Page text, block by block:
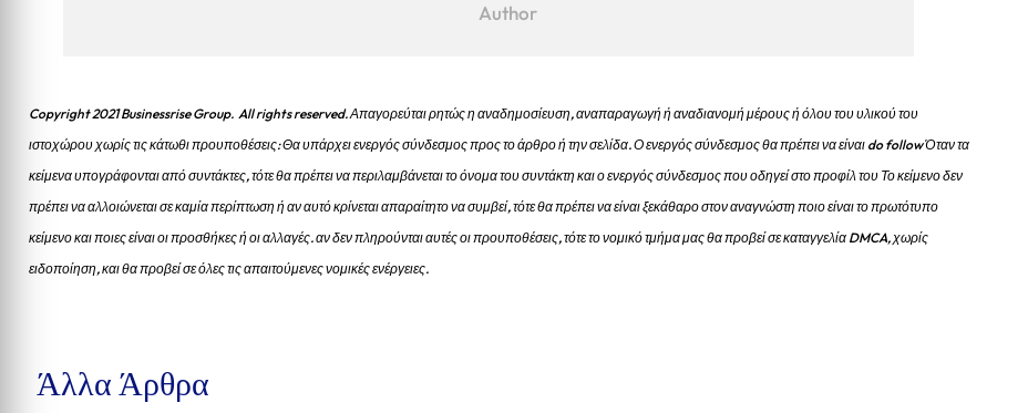
Author
Copyright 2021 Businessrise Group. All rights reserved. Απαγορεύται ρητώς η αναδημοσίευση, αναπαραγωγή ή αναδιανομή μέρους ή όλου του υλικού του
ιστοχώρου χωρίς τις κάτωθι προυποθέσεις: Θα υπάρχει ενεργός σύνδεσμος προς το άρθρο ή την σελίδα.Ο ενεργός σύνδεσμος θα πρέπει να είναι do follow Όταν τα
κείμενα υπογράφονται από συντάκτες, τότε θα πρέπει να περιλαμβάνεται το όνομα του συντάκτη και ο ενεργός σύνδεσμος που οδηγεί στο προφίλ του Το κείμενο δεν
πρέπει να αλλοιώνεται σε καμία περίπτωση ή αν αυτό κρίνεται απαραίτητο να συμβεί, τότε θα πρέπει να είναι ξεκάθαρο στον αναγνώστη ποιο είναι το πρωτότυπο
κείμενο και ποιες είναι οι προσθήκες ή οι αλλαγές. αν δεν πληρούνται αυτές οι προυποθέσεις, τότε το νομικό τμήμα μας θα προβεί σε καταγγελία DMCA, χωρίς
ειδοποίηση, και θα προβεί σε όλες τις απαιτούμενες νομικές ενέργειες.
Άλλα Άρθρα